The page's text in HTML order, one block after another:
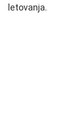
letovanja.